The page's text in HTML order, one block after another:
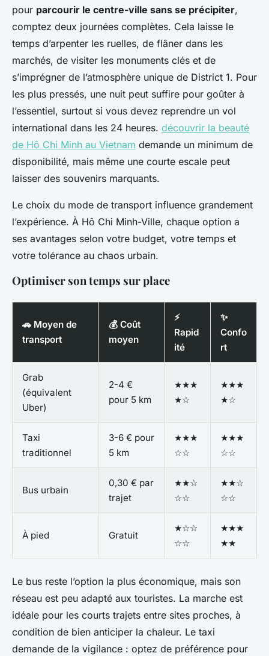
pour parcourir le centre-ville sans se précipiter,
comptez deux journées complètes. Cela laisse le
temps d’arpenter les ruelles, de flâner dans les
marchés, de visiter les monuments clés et de
s’imprégner de l’atmosphère unique de District 1. Pour
les plus pressés, une nuit peut suffire pour goûter à
l’essentiel, surtout si vous devez reprendre un vol
international dans les 24 heures. découvrir la beauté
de Hô Chi Minh au Vietnam demande un minimum de
disponibilité, mais même une courte escale peut
laisser des souvenirs marquants.
Le choix du mode de transport influence grandement
l’expérience. À Hô Chi Minh-Ville, chaque option a
ses avantages selon votre budget, votre temps et
votre tolérance au chaos urbain.
Optimiser son temps sur place
🚗 Moyen de
transport
💰 Coût
moyen
⚡
Rapid
ité
✨
Confo
rt
Grab
(équivalent
Uber)
2-4 €
pour 5 km
★★★
★☆
★★★
★☆
Taxi
traditionnel
3-6 € pour
5 km
★★★
☆☆
★★★
☆☆
Bus urbain
0,30 € par
trajet
★★☆
☆☆
★★☆
☆☆
À pied Gratuit
★☆☆
☆☆
★★★
★★
Le bus reste l’option la plus économique, mais son
réseau est peu adapté aux touristes. La marche est
idéale pour les courts trajets entre sites proches, à
condition de bien anticiper la chaleur. Le taxi
demande de la vigilance : optez de préférence pour